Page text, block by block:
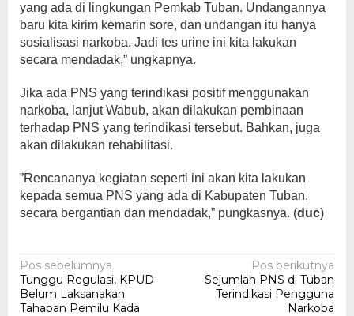
yang ada di lingkungan Pemkab Tuban. Undangannya
baru kita kirim kemarin sore, dan undangan itu hanya
sosialisasi narkoba. Jadi tes urine ini kita lakukan
secara mendadak,” ungkapnya.
Jika ada PNS yang terindikasi positif menggunakan
narkoba, lanjut Wabub, akan dilakukan pembinaan
terhadap PNS yang terindikasi tersebut. Bahkan, juga
akan dilakukan rehabilitasi.
”Rencananya kegiatan seperti ini akan kita lakukan
kepada semua PNS yang ada di Kabupaten Tuban,
secara bergantian dan mendadak,” pungkasnya. (duc)
Navigasi
pos
Pos sebelumnya
Tunggu Regulasi, KPUD
Belum Laksanakan
Tahapan Pemilu Kada
Pos berikutnya
Sejumlah PNS di Tuban
Terindikasi Pengguna
Narkoba